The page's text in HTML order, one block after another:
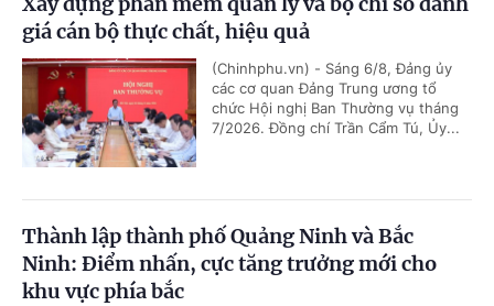
giá cán bộ thực chất, hiệu quả
(Chinhphu.vn) - Sáng 6/8, Đảng ủy
các cơ quan Đảng Trung ương tổ
chức Hội nghị Ban Thường vụ tháng
7/2026. Đồng chí Trần Cẩm Tú, Ủy...
Thành lập thành phố Quảng Ninh và Bắc
Ninh: Điểm nhấn, cực tăng trưởng mới cho
khu vực phía bắc